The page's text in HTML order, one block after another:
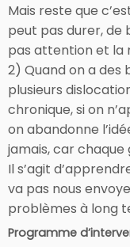
Mais reste que
peut pas durer, de
pas attention et la
2) Quand on a des
plusieurs
chronique, si on
on abandonne
jamais, car
Il s’agit
va pas nous
problèmes à long
Programme